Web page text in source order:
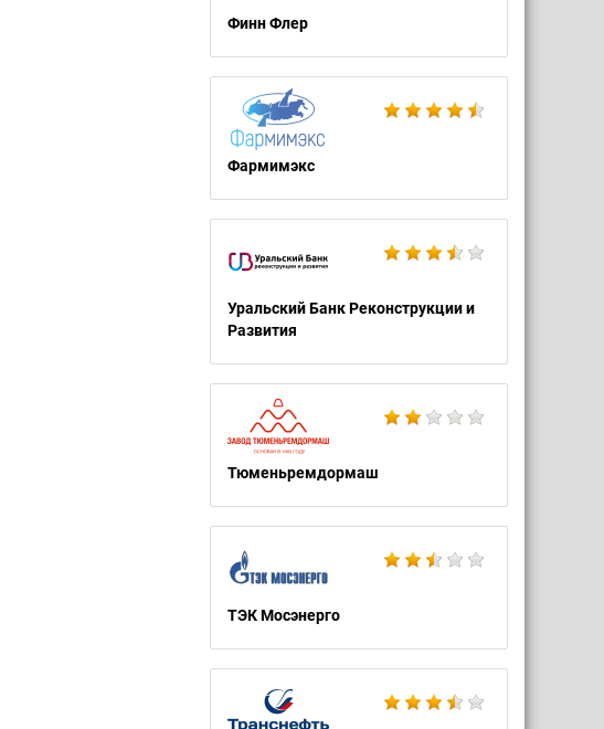
Финн Флер
Фармимэкс
Уральский Банк Реконструкции и
Развития
Тюменьремдормаш
ТЭК Мосэнерго